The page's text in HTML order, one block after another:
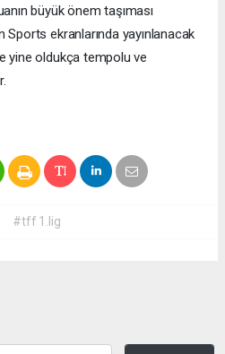
büyük önem taşıması
Sports ekranlarında yayınlanacak
yine oldukça tempolu ve
#tff 1.lig